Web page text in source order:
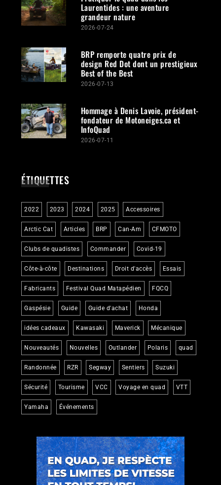
Laurentides : une aventure
grandeur nature
2026-07-24
BRP remporte quatre prix de
design Red Dot dont un prestigieux
Best of the Best
2026-07-13
Hommage à Denis Lavoie, président-
fondateur de Motoneiges.ca et
InfoQuad
2026-07-11
ÉTIQUETTES
2022 2023 2024 2025 Accessoires
Arctic Cat Articles BRP Can-Am CFMOTO
Clubs de quadistes Commander Covid-19
Côte-à-côte Destinations Droit d'accès Essais
Fabricants Festival Quad Matapédien FQCQ
Gaspésie Guide Guide d'achat Honda
idées cadeaux Kawasaki Maverick Mécanique
Nouveautés Nouvelles Outlander Polaris quad
Randonnée RZR Segway Sentiers Suzuki
Sécurité Tourisme VCC Voyage en quad VTT
Yamaha Événements